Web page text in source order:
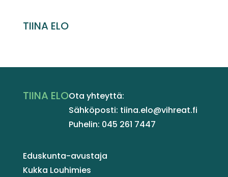
TIINA ELO
TIINA ELOOta yhteyttä:
Sähköposti: tiina.elo@vihreat.fi
Puhelin: 045 261 7447
Eduskunta-avustaja
Kukka Louhimies